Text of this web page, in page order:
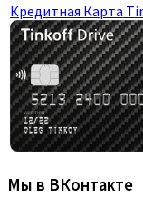
Кредитная Карта
Мы в ВКонтакте